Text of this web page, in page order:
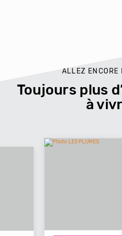
ALLEZ ENCORE
Toujours plus
à